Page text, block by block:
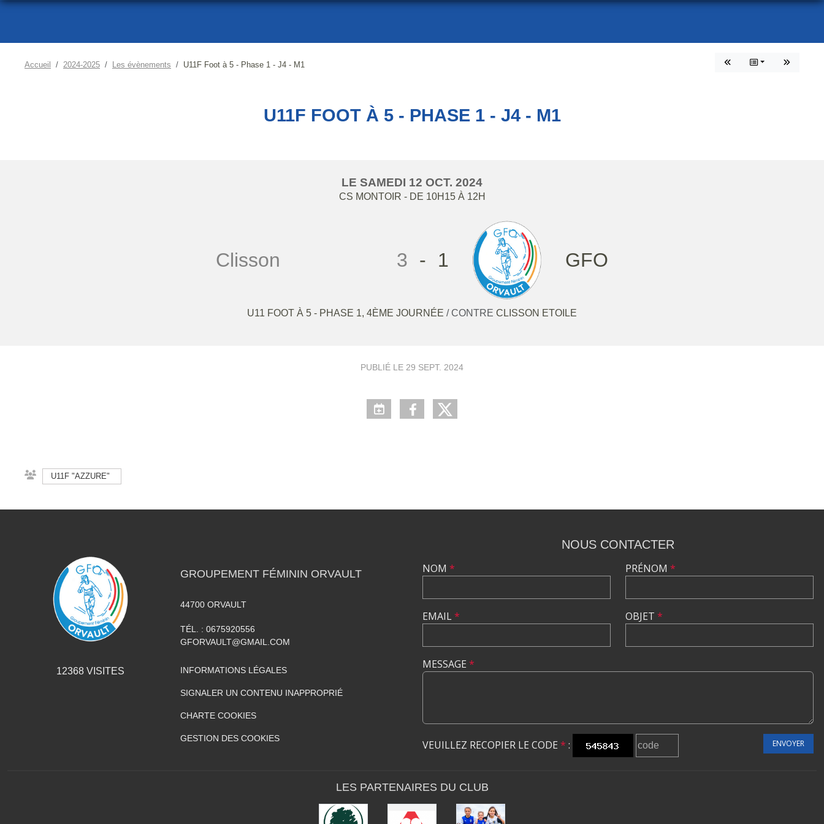
Accueil 2024-2025 Les évènements U11F Foot à 5 - Phase 1 - J4 - M1
U11F FOOT À 5 - PHASE 1 - J4 - M1
LE SAMEDI 12 OCT. 2024
CS MONTOIR - DE 10H15 À 12H
Clisson 3 - 1 GFO
U11 FOOT À 5 - PHASE 1, 4ÈME JOURNÉE / CONTRE CLISSON ETOILE
PUBLIÉ LE 29 SEPT. 2024
U11F "AZZURE"
12368VISITES
GROUPEMENT FÉMININ ORVAULT
44700 ORVAULT
TÉL. : 0675920556
GFORVAULT@GMAIL.COM
INFORMATIONS LÉGALES
SIGNALER UN CONTENU INAPPROPRIÉ
CHARTE COOKIES
GESTION DES COOKIES
NOUS CONTACTER
NOM *
EMAIL*
PRÉNOM *
OBJET *
MESSAGE *
VEUILLEZ RECOPIER LE CODE * : ENVOYER
LES PARTENAIRES DU CLUB